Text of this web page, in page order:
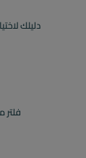
دليلك
فلتر